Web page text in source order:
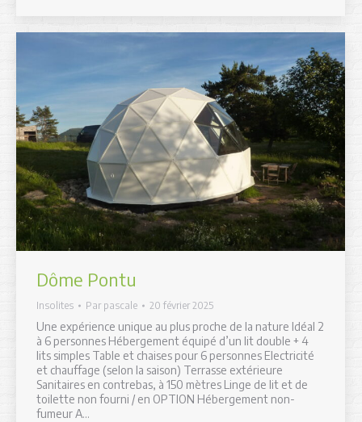
Dôme Pontu
Insolites Par pascale 20 février 2025
Une expérience unique au plus proche de la nature Idéal 2
à 6 personnes Hébergement équipé d’un lit double + 4
lits simples Table et chaises pour 6 personnes Electricité
et chauffage (selon la saison) Terrasse extérieure
Sanitaires en contrebas, à 150 mètres Linge de lit et de
toilette non fourni / en OPTION Hébergement non-
fumeur A…